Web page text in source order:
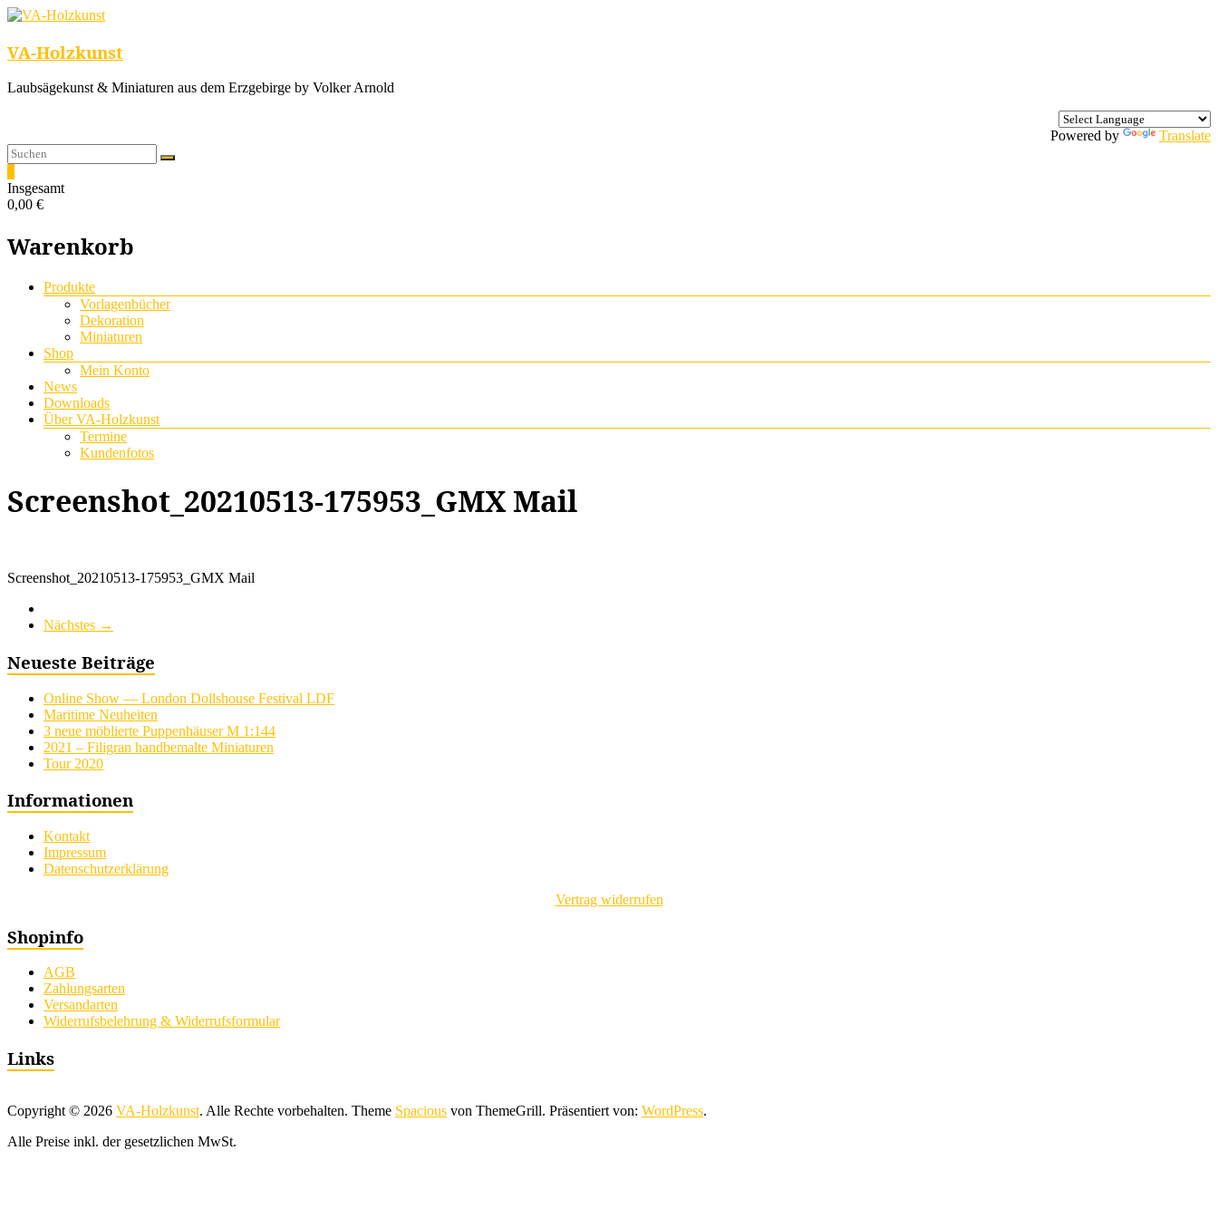
VA-Holzkunst
Laubsägekunst & Miniaturen aus dem Erzgebirge by Volker Arnold
Powered by Translate
Insgesamt
0,00 €
Warenkorb
Menü
Produkte
Vorlagenbücher
Dekoration
Miniaturen
Shop
Mein Konto
News
Downloads
Über VA-Holzkunst
Termine
Kundenfotos
Screenshot_20210513-175953_GMX Mail
Screenshot_20210513-175953_GMX Mail
Nächstes →
Neueste Beiträge
Online Show — London Dollshouse Festival LDF
Maritime Neuheiten
3 neue möblierte Puppenhäuser M 1:144
2021 – Filigran handbemalte Miniaturen
Tour 2020
Informationen
Kontakt
Impressum
Datenschutzerklärung
Vertrag widerrufen
Shopinfo
AGB
Zahlungsarten
Versandarten
Widerrufsbelehrung & Widerrufsformular
Links
Copyright © 2026 VA-Holzkunst. Alle Rechte vorbehalten. Theme Spacious von ThemeGrill. Präsentiert von: WordPress.
Alle Preise inkl. der gesetzlichen MwSt.